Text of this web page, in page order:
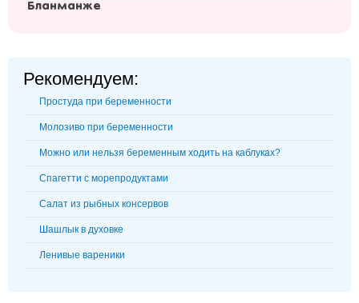
Бланманже
Рекомендуем:
Простуда при беременности
Молозиво при беременности
Можно или нельзя беременным ходить на каблуках?
Спагетти с морепродуктами
Салат из рыбных консервов
Шашлык в духовке
Ленивые вареники